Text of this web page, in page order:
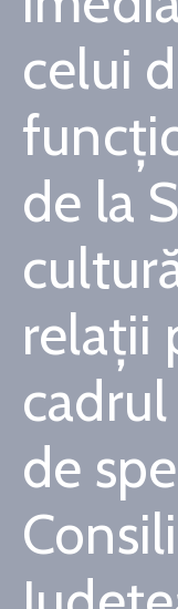
Monitorul
Oficial
Local
celui
de la
relații
de